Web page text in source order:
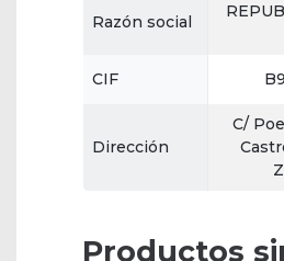
Razón social
CIF
Dirección
C/
Productos